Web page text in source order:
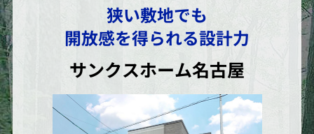
狭い敷地でも
開放感を得られる設計力
サンクスホーム名古屋